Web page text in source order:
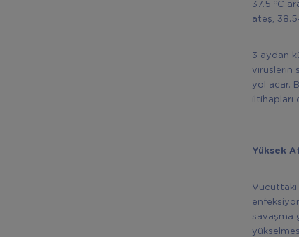
37.5oC
ateş,
3 aydan
virüslerin
yol açar.
iltihapları
Yüksek
Vücuttaki
savaşma